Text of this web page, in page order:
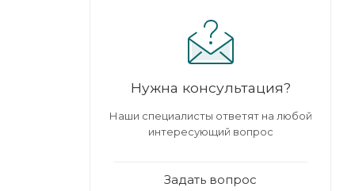
Нужна консультация?
Наши специалисты ответят на любой
интересующий вопрос
Задать вопрос